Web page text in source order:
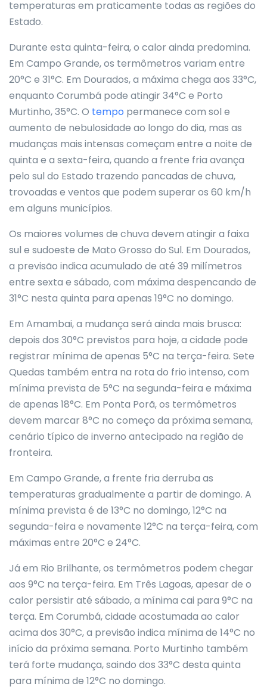
temperaturas em praticamente todas as regiões do
Estado.
Durante esta quinta-feira, o calor ainda predomina.
Em Campo Grande, os termômetros variam entre
20°C e 31°C. Em Dourados, a máxima chega aos 33°C,
enquanto Corumbá pode atingir 34°C e Porto
Murtinho, 35°C. O tempo permanece com sol e
aumento de nebulosidade ao longo do dia, mas as
mudanças mais intensas começam entre a noite de
quinta e a sexta-feira, quando a frente fria avança
pelo sul do Estado trazendo pancadas de chuva,
trovoadas e ventos que podem superar os 60 km/h
em alguns municípios.
Os maiores volumes de chuva devem atingir a faixa
sul e sudoeste de Mato Grosso do Sul. Em Dourados,
a previsão indica acumulado de até 39 milímetros
entre sexta e sábado, com máxima despencando de
31°C nesta quinta para apenas 19°C no domingo.
Em Amambai, a mudança será ainda mais brusca:
depois dos 30°C previstos para hoje, a cidade pode
registrar mínima de apenas 5°C na terça-feira. Sete
Quedas também entra na rota do frio intenso, com
mínima prevista de 5°C na segunda-feira e máxima
de apenas 18°C. Em Ponta Porã, os termômetros
devem marcar 8°C no começo da próxima semana,
cenário típico de inverno antecipado na região de
fronteira.
Em Campo Grande, a frente fria derruba as
temperaturas gradualmente a partir de domingo. A
mínima prevista é de 13°C no domingo, 12°C na
segunda-feira e novamente 12°C na terça-feira, com
máximas entre 20°C e 24°C.
Já em Rio Brilhante, os termômetros podem chegar
aos 9°C na terça-feira. Em Três Lagoas, apesar de o
calor persistir até sábado, a mínima cai para 9°C na
terça. Em Corumbá, cidade acostumada ao calor
acima dos 30°C, a previsão indica mínima de 14°C no
início da próxima semana. Porto Murtinho também
terá forte mudança, saindo dos 33°C desta quinta
para mínima de 12°C no domingo.